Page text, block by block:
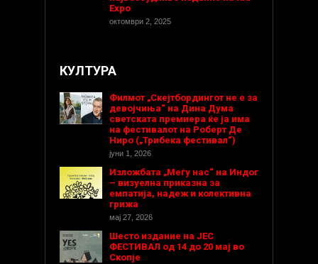
Expo
октомври 2, 2025
КУЛТУРА
Филмот „Скејтбордингот не е за
девојчиња“ на Дина Дума
светската премиера ќе ја има
на фестивалот на Роберт Де
Ниро („Трибека фестивал“)
јуни 1, 2026
Изложбата „Меѓу нас“ на Индог
– визуелна приказна за
емпатија, надеж и колективна
грижа
мај 27, 2026
Шесто издание на ЈЕС
ФЕСТИВАЛ од 14 до 20 мај во
Скопје